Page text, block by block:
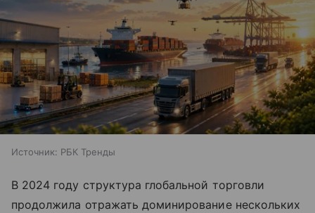
Источник: РБК Тренды
В 2024 году структура глобальной торговли
продолжила отражать доминирование нескольких